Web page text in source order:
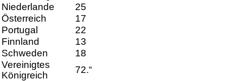
Niederlande
25
Österreich
17
Portugal
22
Finnland
13
Schweden
18
Vereinigtes
Königreich
72.“